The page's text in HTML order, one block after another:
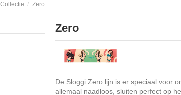
Collectie Zero
Zero
De Sloggi Zero lijn is er speciaal voor
allemaal naadloos, sluiten perfect op